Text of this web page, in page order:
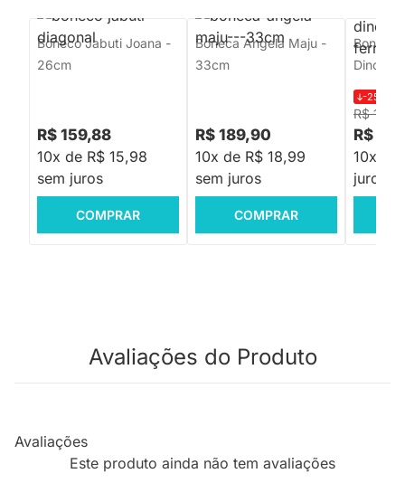
Boneco Jabuti Joana -
26cm
R$ 159,88
10x de R$ 15,98
sem juros
COMPRAR
Boneca Angela Maju -
33cm
R$ 189,90
10x de R$ 18,99
sem juros
COMPRAR
Boneco
R$
-25%
R$
10x de
juros
Avaliações do Produto
Avaliações
Este produto ainda não tem avaliações